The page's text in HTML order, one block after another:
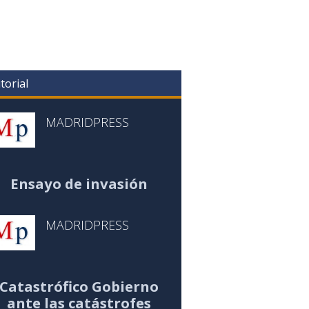
MADRIDPRESS
Ensayo de invasión
MADRIDPRESS
Catastrófico Gobierno
ante las catástrofes